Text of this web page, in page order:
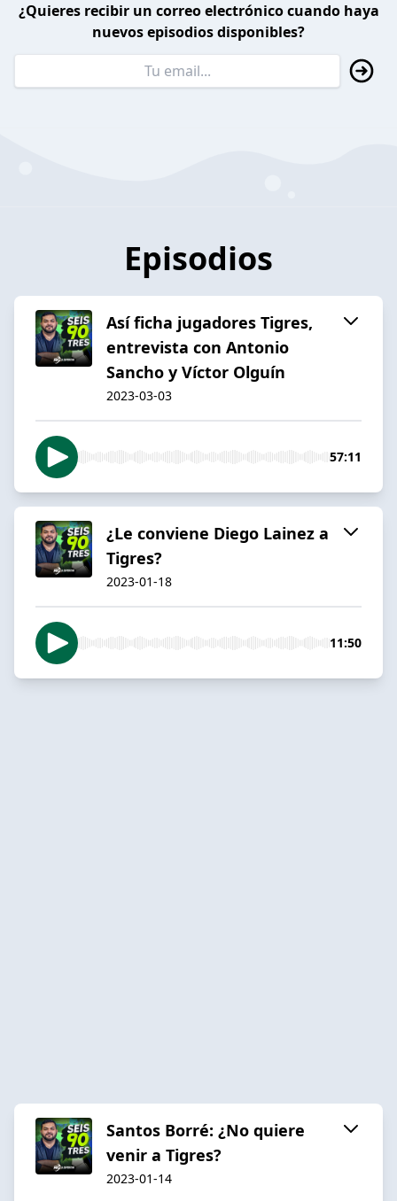
¿Quieres recibir un correo electrónico cuando haya
nuevos episodios disponibles?
Episodios
Así ficha jugadores Tigres,
entrevista con Antonio
Sancho y Víctor Olguín
2023-03-03
57:11
¿Le conviene Diego Lainez a
Tigres?
2023-01-18
11:50
Santos Borré: ¿No quiere
venir a Tigres?
2023-01-14